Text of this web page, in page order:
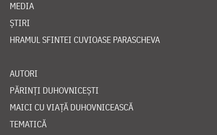
MEDIA
ȘTIRI
HRAMUL SFINTEI CUVIOASE PARASCHEVA
AUTORI
PĂRINȚI DUHOVNICEȘTI
MAICI CU VIAȚĂ DUHOVNICEASCĂ
TEMATICĂ